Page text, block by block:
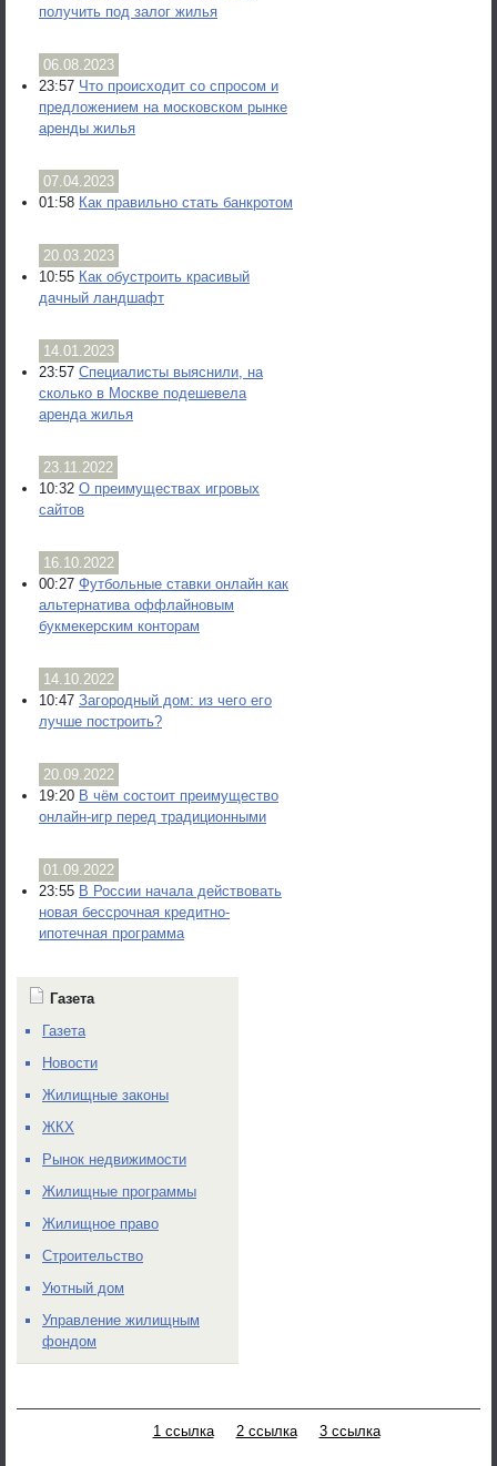
получить под залог жилья
06.08.2023
23:57 Что происходит со спросом и
предложением на московском рынке
аренды жилья
07.04.2023
01:58 Как правильно стать банкротом
20.03.2023
10:55 Как обустроить красивый
дачный ландшафт
14.01.2023
23:57 Специалисты выяснили, на
сколько в Москве подешевела
аренда жилья
23.11.2022
10:32 О преимуществах игровых
сайтов
16.10.2022
00:27 Футбольные ставки онлайн как
альтернатива оффлайновым
букмекерским конторам
14.10.2022
10:47 Загородный дом: из чего его
лучше построить?
20.09.2022
19:20 В чём состоит преимущество
онлайн-игр перед традиционными
01.09.2022
23:55 В России начала действовать
новая бессрочная кредитно-
ипотечная программа
Газета
Газета
Новости
Жилищные законы
ЖКХ
Рынок недвижимости
Жилищные программы
Жилищное право
Строительство
Уютный дом
Управление жилищным
фондом
1 ссылка 2 ссылка 3 ссылка